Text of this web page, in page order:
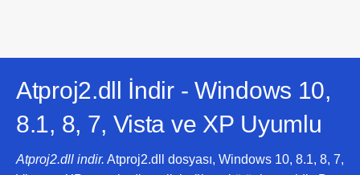
Atproj2.dll İndir - Windows 10,
8.1, 8, 7, Vista ve XP Uyumlu
Atproj2.dll indir. Atproj2.dll dosyası, Windows 10, 8.1, 8, 7,